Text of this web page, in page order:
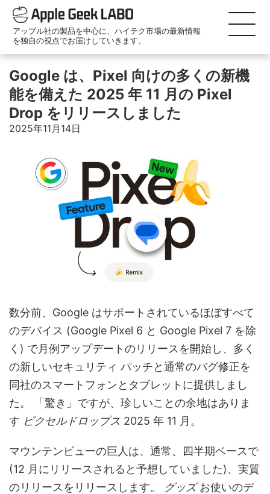
アップル社の製品を中心に、ハイテク市場の最新情報
を独自の視点でお届けしていきます。
Google は、Pixel 向けの多くの新機
能を備えた 2025 年 11 月の Pixel
Drop をリリースしました
2025年11月14日
数分前、Google はサポートされているほぼすべて
のデバイス (Google Pixel 6 と Google Pixel 7 を除
く) で月例アップデートのリリースを開始し、多く
の新しいセキュリティ パッチと通常のバグ修正を
同社のスマートフォンとタブレットに提供しまし
た。 「驚き」ですが、珍しいことの余地はありま
す ピクセルドロップス 2025 年 11 月。
マウンテンビューの巨人は、通常、四半期ベースで
(12 月にリリースされると予想していました)、実質
のリリースをリリースします。
グッズお使いのデ